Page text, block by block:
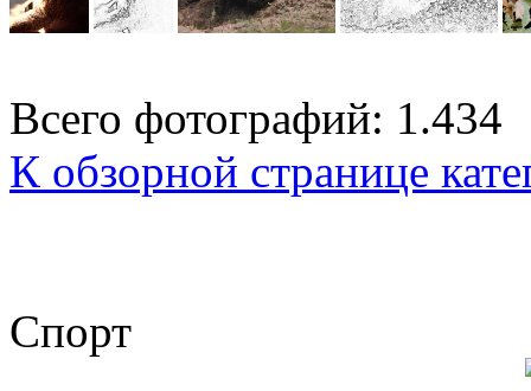
Всего фотографий: 1.434
К обзорной странице
Спорт